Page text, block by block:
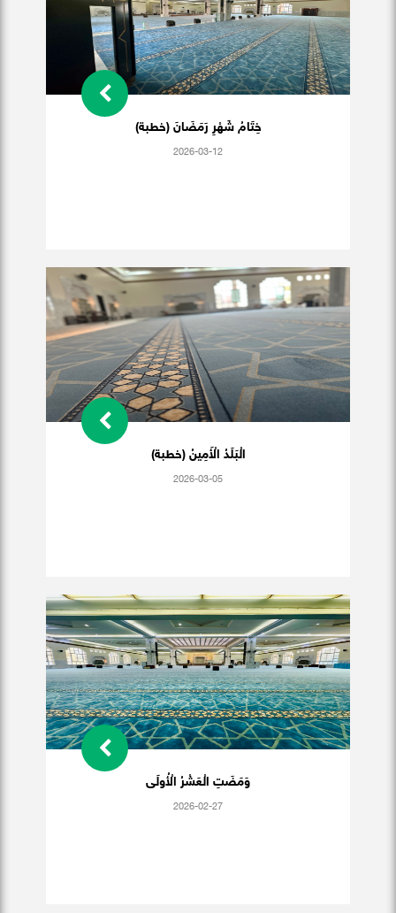
خِتَامُ شَهْرِ رَمَضَانَ (خطبة)
2026-03-12
الْبَلَدُ الْأَمِينُ (خطبة)
2026-03-05
وَمَضَتِ الْعَشْرُ الْأُولَى
2026-02-27